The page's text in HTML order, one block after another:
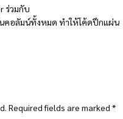
ร่วมกับ
นคอลัมน์ทั้งหมด ทำให้โค้ดปึกแผ่น
Required fields are marked *